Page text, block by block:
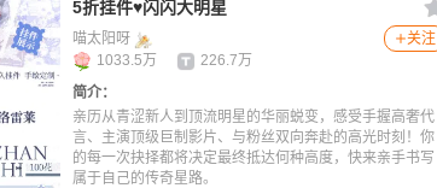
5折挂件♥闪闪大明星
喵太阳呀
关注
1033.5万
226.7万
简介：
亲历从青涩新人到顶流明星的华丽蜕变，感受手握高奢代
言、主演顶级巨制影片、与粉丝双向奔赴的高光时刻！你
的每一次抉择都将决定最终抵达何种高度，快来亲手书写
属于自己的传奇星路。